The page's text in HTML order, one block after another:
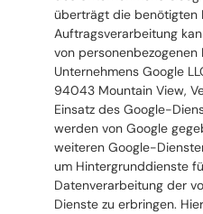
überträgt die benötigten
Auftragsverarbeitung
von
Unternehmens Google
94043 Mountain View,
Einsatz des Google-
werden von Google
weiteren Google-
um Hintergrunddienste
Datenverarbeitung der
Dienste zu erbringen.